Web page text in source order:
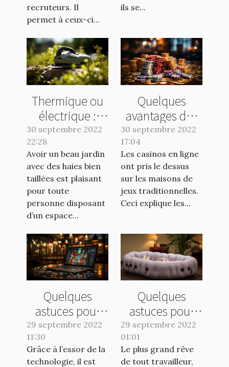
recruteurs. Il
permet à ceux-ci...
ils se...
Thermique ou
électrique :
quelle taille
haie choisir ?
30 septembre 2022
22:28
Avoir un beau jardin
avec des haies bien
taillées est plaisant
pour toute
personne disposant
d’un espace...
Quelques
avantages des
casinos en ligne
30 septembre 2022
17:04
Les casinos en ligne
ont pris le dessus
sur les maisons de
jeux traditionnelles.
Ceci explique les...
Quelques
astuces pour
choisir un bon
site de pari
sportif
29 septembre 2022
11:30
Grâce à l’essor de la
technologie, il est
Quelques
astuces pour
bien choisir son
gonflable
29 septembre 2022
01:01
Le plus grand rêve
de tout travailleur,